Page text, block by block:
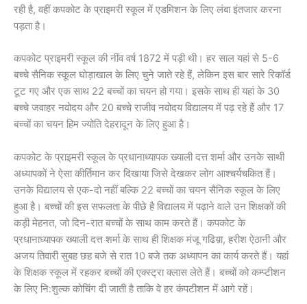
रही है, वहीं कपकोट के प्राइमरी स्कूल में एडमिशन के लिए लंबा इंतजार करना
पड़ता है।
कपकोट प्राइमरी स्कूल की नींव वर्ष 1872 में पड़ी थी। हर साल यहां से 5-6
बच्चे सैनिक स्कूल घोड़ाखाल के लिए चुने जाते रहे हैं, लेकिन इस बार सारे रिकॉर्ड
टूट गए और एक साथ 22 बच्चों का चयन हो गया। इसके साथ ही यहां के 30
बच्चे जवाहर नवोदय और 20 बच्चे राजीव नवोदय विद्यालय में पढ़ रहे हैं और 17
बच्चों का चयन हिम ज्योति देहरादून के लिए हुआ है।
कपकोट के प्राइमरी स्कूल के प्रधानाध्यापक ख्याली दत्त शर्मा और उनके साथी
अध्यापकों ने ऐसा कीर्तिमान कर दिखाया जिसे देखकर लोग आश्चर्यचकित हैं।
उनके विद्यालय से एक-दो नहीं बल्कि 22 बच्चों का चयन सैनिक स्कूल के लिए
हुआ है। बच्चों की इस सफलता के पीछे है विद्यालय में पढ़ाने वाले उन शिक्षकों की
कड़ी मेहनत, जो दिन-रात बच्चों के साथ काम करते हैं। कपकोट के
प्रधानाध्यापक ख्याली दत्त शर्मा के साथ ही शिक्षक मंजू गढिय़ा, हरीश ऐठानी और
अजय तिवारी सुबह छह बजे से रात 10 बजे तक अध्यापन का कार्य करते हैं। यहां
के शिक्षक स्कूल में रहकर बच्चों की एक्स्ट्रा क्लास लेते हैं। बच्चों को कम्प्टीशन
के लिए नि:शुल्क कोचिंग दी जाती है ताकि वे हर कंपटीशन में आगे रहें।